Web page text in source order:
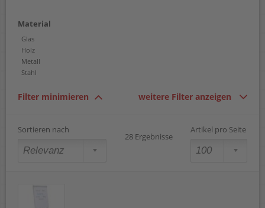
Material
Glas
Holz
Metall
Stahl
Filter minimieren weitere Filter anzeigen
Sortieren nach
28 Ergebnisse
Artikel pro Seite